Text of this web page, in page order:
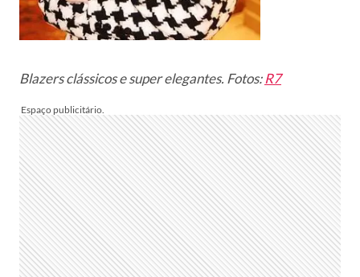
Blazers clássicos e super elegantes. Fotos:R7